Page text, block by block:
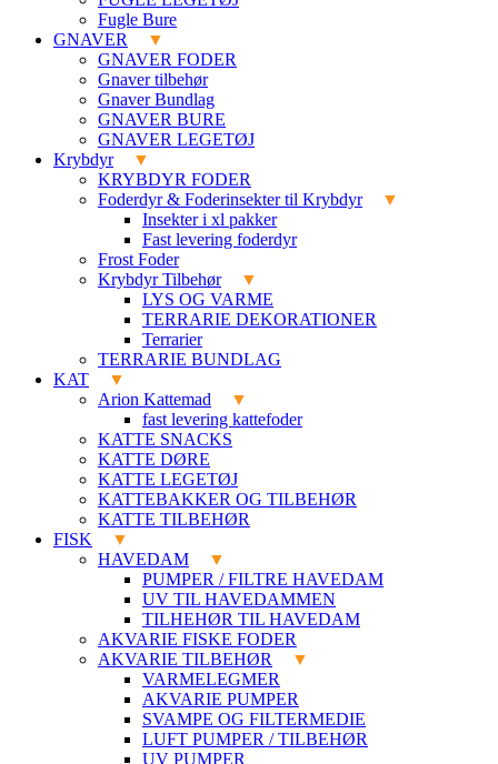
Fugle Bure
GNAVER
GNAVER FODER
Gnaver tilbehør
Gnaver Bundlag
GNAVER BURE
GNAVER LEGETØJ
Krybdyr
KRYBDYR FODER
Foderdyr & Foderinsekter til Krybdyr
Insekter i xl pakker
Fast levering foderdyr
Frost Foder
Krybdyr Tilbehør
LYS OG VARME
TERRARIE DEKORATIONER
Terrarier
TERRARIE BUNDLAG
KAT
Arion Kattemad
fast levering kattefoder
KATTE SNACKS
KATTE DØRE
KATTE LEGETØJ
KATTEBAKKER OG TILBEHØR
KATTE TILBEHØR
FISK
HAVEDAM
PUMPER / FILTRE HAVEDAM
UV TIL HAVEDAMMEN
TILHEHØR TIL HAVEDAM
AKVARIE FISKE FODER
AKVARIE TILBEHØR
VARMELEGMER
AKVARIE PUMPER
SVAMPE OG FILTERMEDIE
LUFT PUMPER / TILBEHØR
UV PUMPER